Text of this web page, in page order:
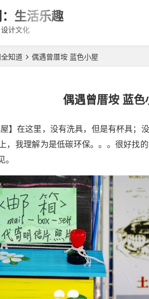
生活乐趣
计文化
知道 偶遇曾厝垵 蓝色小屋
偶遇曾厝垵 蓝色
屋】在这里，没有洗具，但是有杯具；
我理解为是低碳环保。。。很好找
。